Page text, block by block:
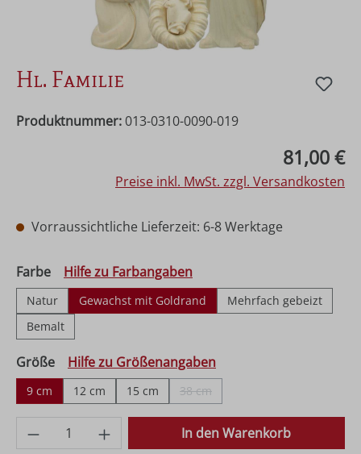
Hl. Familie
Produktnummer: 013-0310-0090-019
81,00 €
Preise inkl. MwSt. zzgl. Versandkosten
Vorraussichtliche Lieferzeit: 6-8 Werktage
Farbeauswählen
Hilfe zu Farbangaben
Natur Gewachst mit Goldrand
Mehrfach gebeizt
Bemalt
Größeauswählen
Hilfe zu Größenangaben
9 cm 12 cm 15 cm 38 cm
(Diese Option ist zurzeit nicht
Produkt Anzahl: Gib den gewünschten
In den Warenkorb